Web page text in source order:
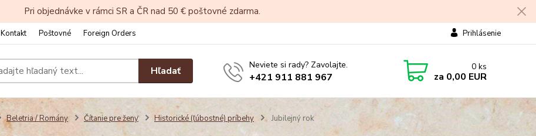
Pri objednávke v rámci SR a ČR nad 50 € poštovné zdarma.
Kontakt Poštovné Foreign Orders Prihlásenie
Hľadať Neviete si rady? Zavolajte.
+421 911 881 967
0 ks
za 0,00 EUR
Beletria / Romány Čítanie pre ženy Historické (ľúbostné) príbehy Jubilejný rok